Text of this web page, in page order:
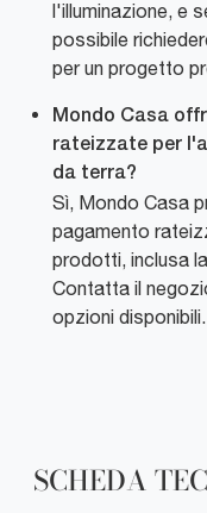
l'illuminazione, e
possibile
per un progetto
Mondo Casa
rateizzate per
da terra?
Sì, Mondo Casa
pagamento
prodotti, inclusa
Contatta il
opzioni disponibili.
SCHEDA